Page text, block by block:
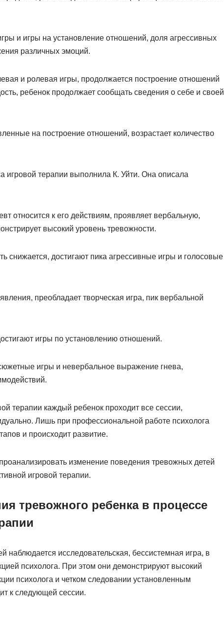
и игры на установление отношений, доля агрессивных
различных эмоций.
и ролевая игры, продолжается построение отношений
ребенок продолжает сообщать сведения о себе и своей
на построение отношений, возрастает количество
терапии выполнила К. Уйти. Она описала
относится к его действиям, проявляет вербальную,
высокий уровень тревожности.
снижается, достигают пика агрессивные игры и голосовые
преобладает творческая игра, пик вербальной
игры по установлению отношений.
игры и невербальное выражение гнева,
терапии каждый ребенок проходит все сессии,
Лишь при профессиональной работе психолога
и происходит развитие.
изменение поведения тревожных детей
игровой терапии.
тревожного ребенка в процессе
наблюдается исследовательская, бессистемная игра, в
психолога. При этом они демонстрируют высокий
психолога и четком следовании установленным
к следующей сессии.